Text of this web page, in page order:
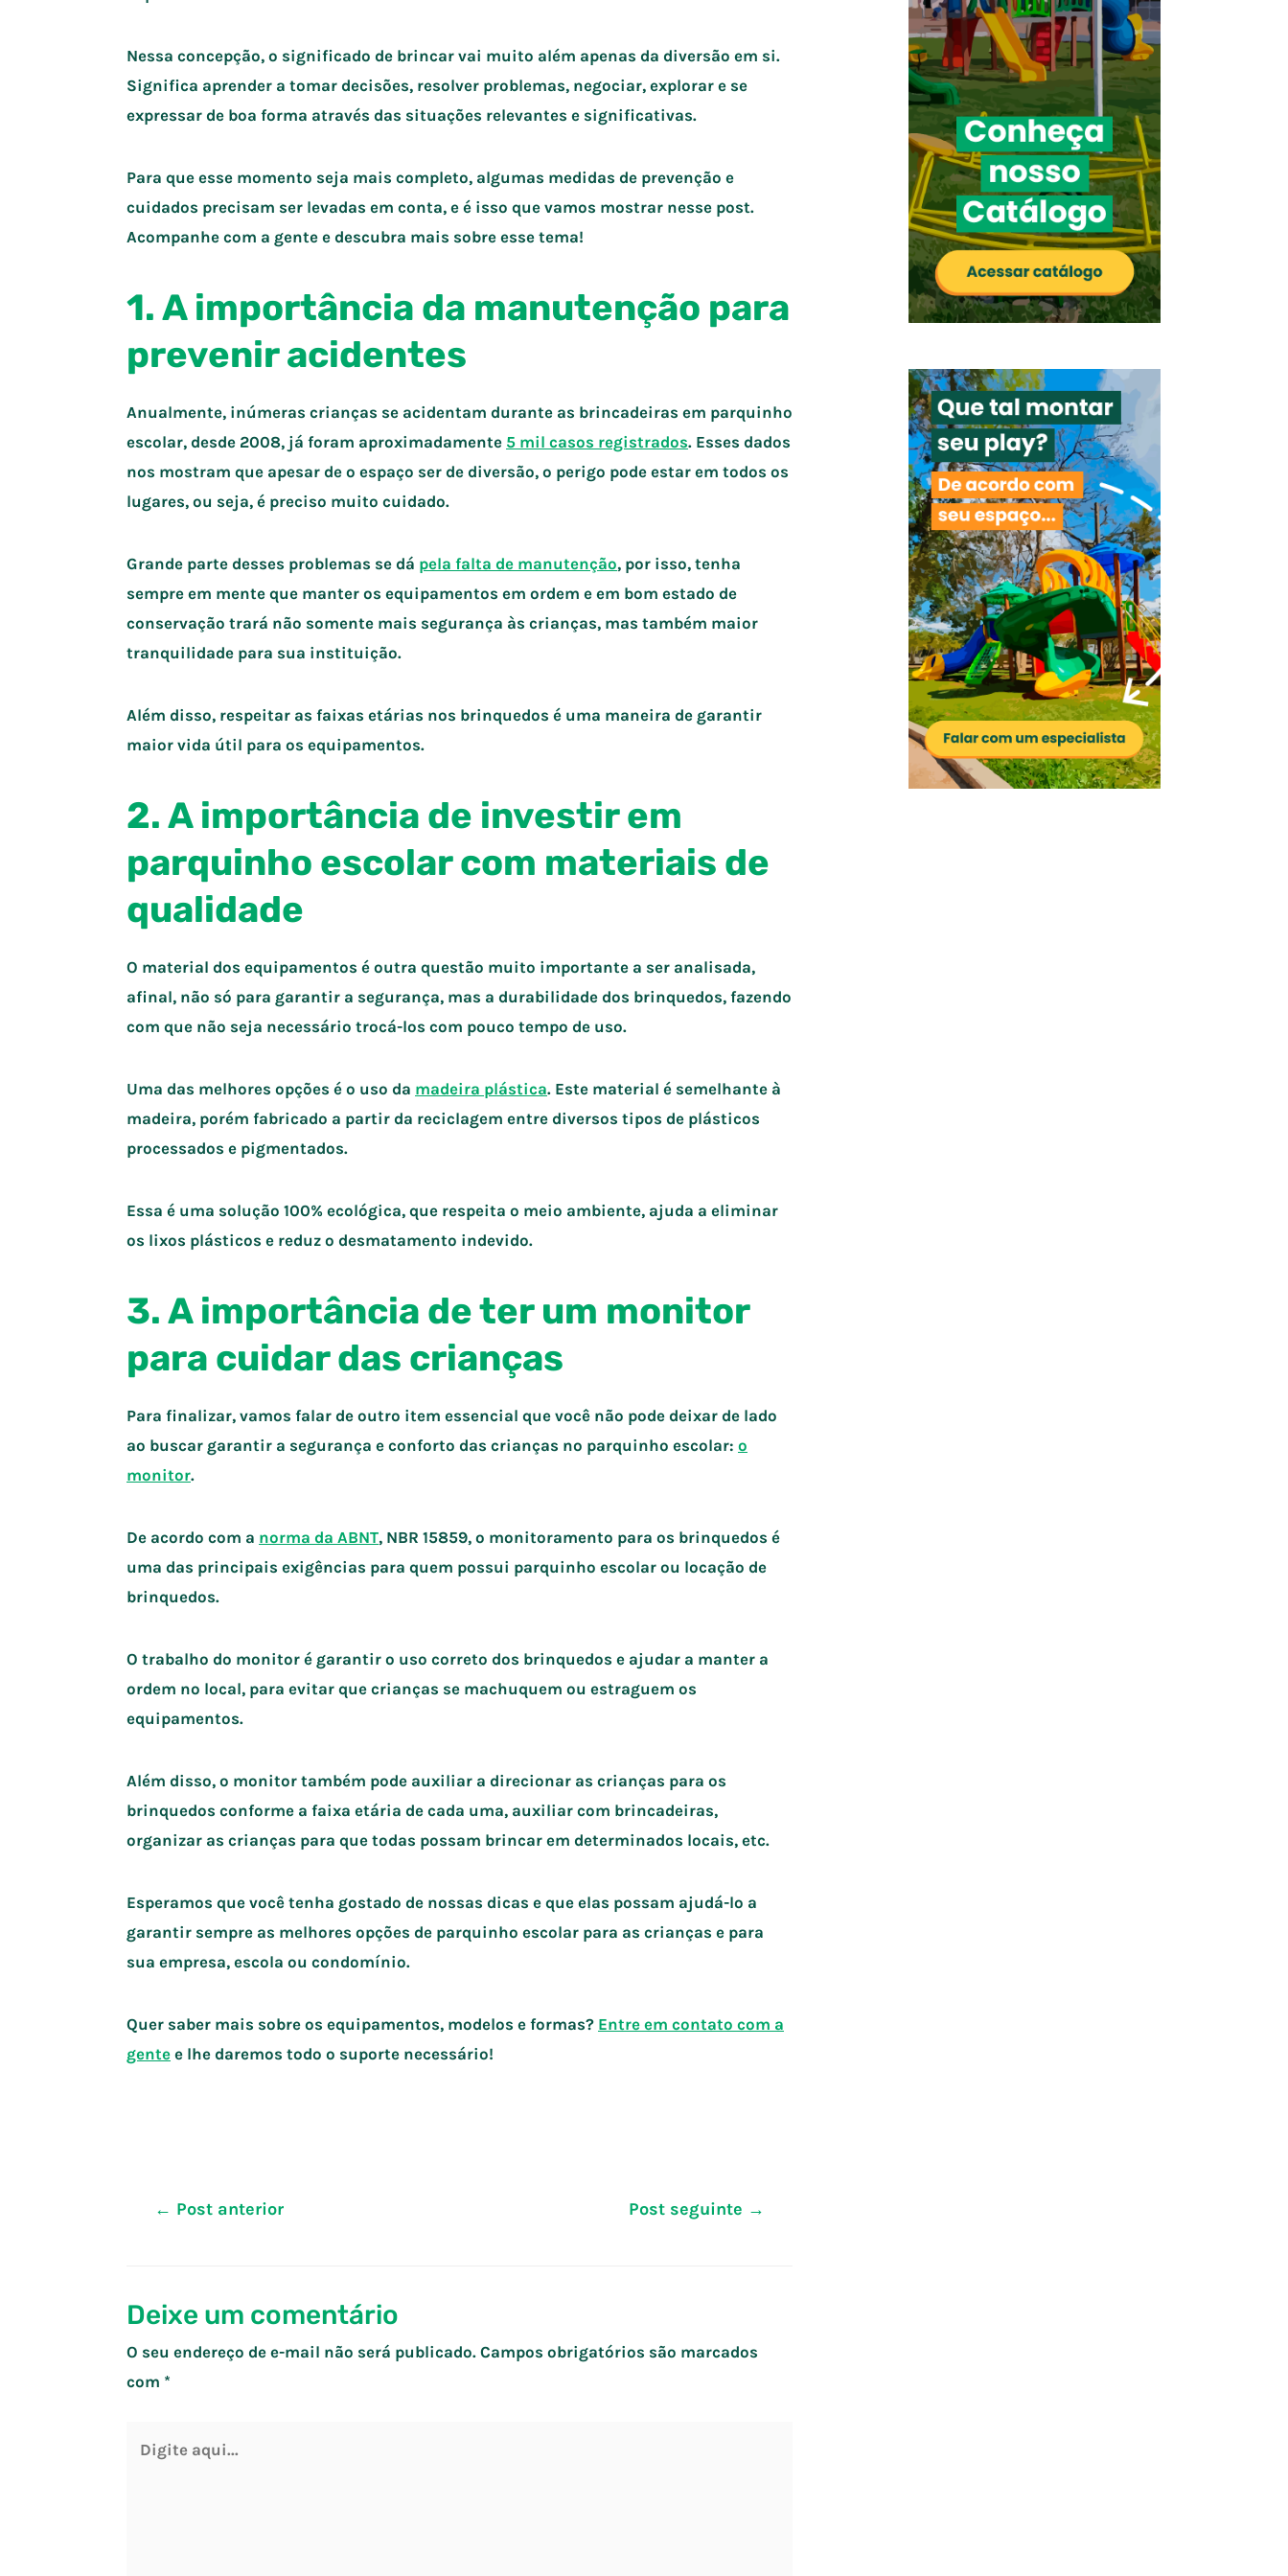
Nessa concepção, o significado de brincar vai muito além apenas da diversão em si.
Significa aprender a tomar decisões, resolver problemas, negociar, explorar e se
expressar de boa forma através das situações relevantes e significativas.
Para que esse momento seja mais completo, algumas medidas de prevenção e
cuidados precisam ser levadas em conta, e é isso que vamos mostrar nesse post.
Acompanhe com a gente e descubra mais sobre esse tema!
1. A importância da manutenção para
prevenir acidentes
Anualmente, inúmeras crianças se acidentam durante as brincadeiras em parquinho
escolar, desde 2008, já foram aproximadamente 5 mil casos registrados. Esses dados
nos mostram que apesar de o espaço ser de diversão, o perigo pode estar em todos os
lugares, ou seja, é preciso muito cuidado.
Grande parte desses problemas se dá pela falta de manutenção, por isso, tenha
sempre em mente que manter os equipamentos em ordem e em bom estado de
conservação trará não somente mais segurança às crianças, mas também maior
tranquilidade para sua instituição.
Além disso, respeitar as faixas etárias nos brinquedos é uma maneira de garantir
maior vida útil para os equipamentos.
2. A importância de investir em
parquinho escolar com materiais de
qualidade
O material dos equipamentos é outra questão muito importante a ser analisada,
afinal, não só para garantir a segurança, mas a durabilidade dos brinquedos, fazendo
com que não seja necessário trocá-los com pouco tempo de uso.
Uma das melhores opções é o uso da madeira plástica. Este material é semelhante à
madeira, porém fabricado a partir da reciclagem entre diversos tipos de plásticos
processados e pigmentados.
Essa é uma solução 100% ecológica, que respeita o meio ambiente, ajuda a eliminar
os lixos plásticos e reduz o desmatamento indevido.
3. A importância de ter um monitor
para cuidar das crianças
Para finalizar, vamos falar de outro item essencial que você não pode deixar de lado
ao buscar garantir a segurança e conforto das crianças no parquinho escolar: o
monitor.
De acordo com a norma da ABNT, NBR 15859, o monitoramento para os brinquedos é
uma das principais exigências para quem possui parquinho escolar ou locação de
brinquedos.
O trabalho do monitor é garantir o uso correto dos brinquedos e ajudar a manter a
ordem no local, para evitar que crianças se machuquem ou estraguem os
equipamentos.
Além disso, o monitor também pode auxiliar a direcionar as crianças para os
brinquedos conforme a faixa etária de cada uma, auxiliar com brincadeiras,
organizar as crianças para que todas possam brincar em determinados locais, etc.
Esperamos que você tenha gostado de nossas dicas e que elas possam ajudá-lo a
garantir sempre as melhores opções de parquinho escolar para as crianças e para
sua empresa, escola ou condomínio.
Quer saber mais sobre os equipamentos, modelos e formas? Entre em contato com a
gente e lhe daremos todo o suporte necessário!
Navegação
← Post anterior Post seguinte →
Deixe um comentário
O seu endereço de e-mail não será publicado. Campos obrigatórios são marcados
com *
aqui...